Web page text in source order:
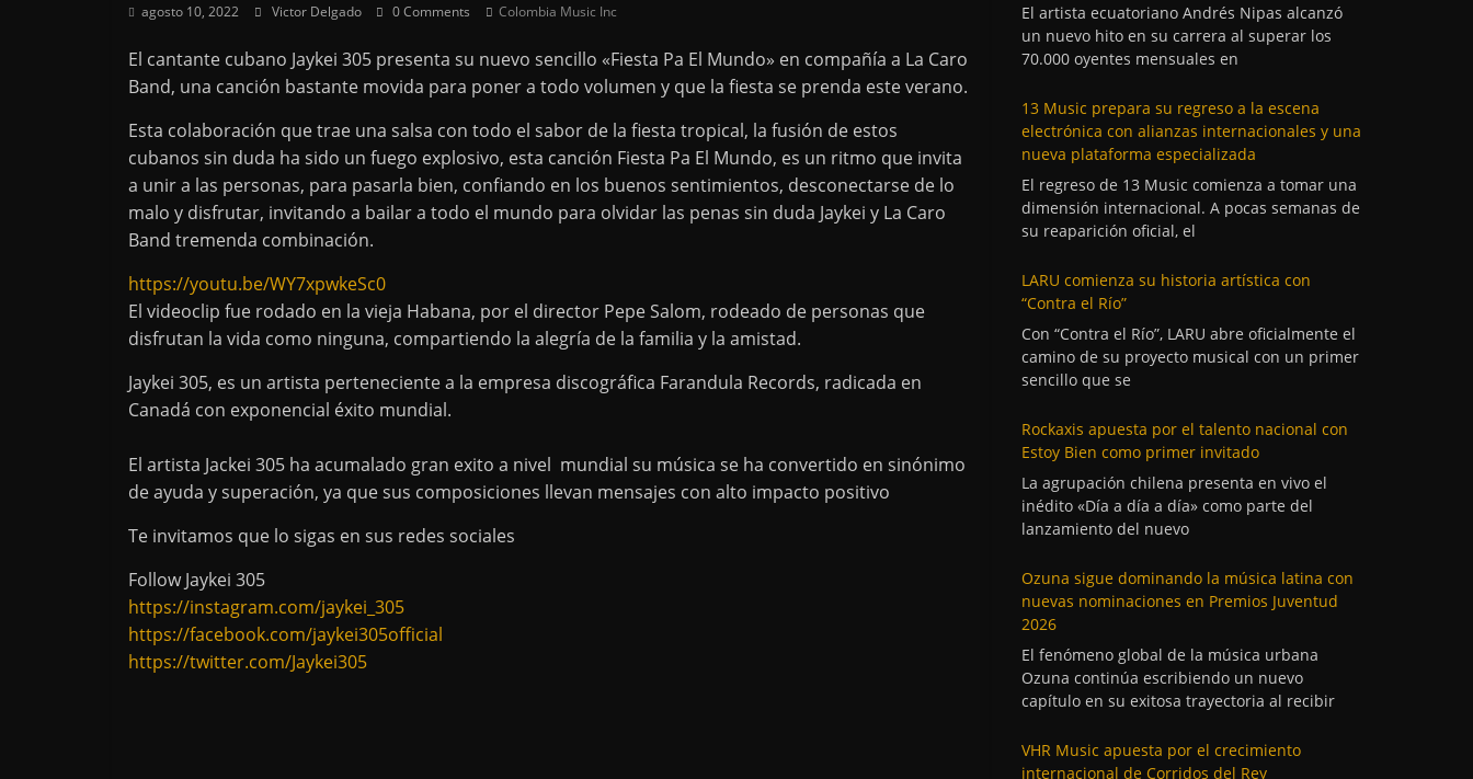
agosto 10, 2022 Victor Delgado 0 Comments Colombia Music Inc
El cantante cubano Jaykei 305 presenta su nuevo sencillo «Fiesta Pa El Mundo» en compañía a La Caro
Band, una canción bastante movida para poner a todo volumen y que la fiesta se prenda este verano.
Esta colaboración que trae una salsa con todo el sabor de la fiesta tropical, la fusión de estos
cubanos sin duda ha sido un fuego explosivo, esta canción Fiesta Pa El Mundo, es un ritmo que invita
a unir a las personas, para pasarla bien, confiando en los buenos sentimientos, desconectarse de lo
malo y disfrutar, invitando a bailar a todo el mundo para olvidar las penas sin duda Jaykei y La Caro
Band tremenda combinación.
https://youtu.be/WY7xpwkeSc0
El videoclip fue rodado en la vieja Habana, por el director Pepe Salom, rodeado de personas que
disfrutan la vida como ninguna, compartiendo la alegría de la familia y la amistad.
Jaykei 305, es un artista perteneciente a la empresa discográfica Farandula Records, radicada en
Canadá con exponencial éxito mundial.
El artista Jackei 305 ha acumalado gran exito a nivel mundial su música se ha convertido en sinónimo
de ayuda y superación, ya que sus composiciones llevan mensajes con alto impacto positivo
Te invitamos que lo sigas en sus redes sociales
Follow Jaykei 305
https://instagram.com/jaykei_305
https://facebook.com/jaykei305official
https://twitter.com/Jaykei305
El artista ecuatoriano Andrés Nipas alcanzó
un nuevo hito en su carrera al superar los
70.000 oyentes mensuales en
13 Music prepara su regreso a la escena
electrónica con alianzas internacionales y una
nueva plataforma especializada
El regreso de 13 Music comienza a tomar una
dimensión internacional. A pocas semanas de
su reaparición oficial, el
LARU comienza su historia artística con
“Contra el Río”
Con “Contra el Río”, LARU abre oficialmente el
camino de su proyecto musical con un primer
sencillo que se
Rockaxis apuesta por el talento nacional con
Estoy Bien como primer invitado
La agrupación chilena presenta en vivo el
inédito «Día a día a día» como parte del
lanzamiento del nuevo
Ozuna sigue dominando la música latina con
nuevas nominaciones en Premios Juventud
2026
El fenómeno global de la música urbana
Ozuna continúa escribiendo un nuevo
capítulo en su exitosa trayectoria al recibir
VHR Music apuesta por el crecimiento
internacional de Corridos del Rey